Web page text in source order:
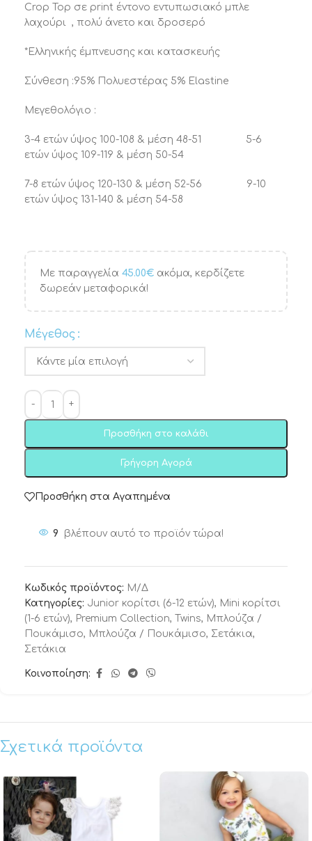
Crop Top σε print έντονο εντυπωσιακό μπλε
λαχούρι , πολύ άνετο και δροσερό
*Ελληνικής έμπνευσης και κατασκευής
Σύνθεση :95% Πολυεστέρας 5% Elastine
Μεγεθολόγιο :
3-4 ετών ύψος 100-108 & μέση 48-51 5-6
ετών ύψος 109-119 & μέση 50-54
7-8 ετών ύψος 120-130 & μέση 52-56 9-10
ετών ύψος 131-140 & μέση 54-58
Με παραγγελία 45.00€ ακόμα, κερδίζετε
δωρεάν μεταφορικά!
Μέγεθος
Προσθήκη στο καλάθι
Γρήγορη Αγορά
Προσθήκη στα Αγαπημένα
9 βλέπουν αυτό το προϊόν τώρα!
Κωδικός προϊόντος: Μ/Δ
Κατηγορίες: Junior κορίτσι (6-12 ετών), Mini κορίτσι
(1-6 ετών), Premium Collection, Twins, Μπλούζα /
Πουκάμισο, Μπλούζα / Πουκάμισο, Σετάκια,
Σετάκια
Κοινοποίηση:
Σχετικά προϊόντα